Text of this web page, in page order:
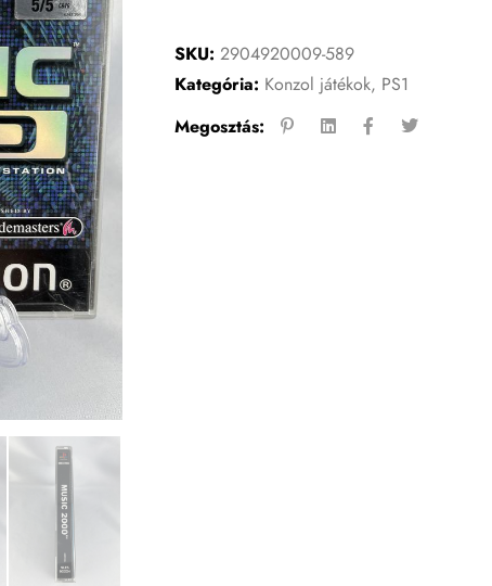
SKU: 2904920009-589
Kategória: Konzol játékok, PS1
Megosztás: